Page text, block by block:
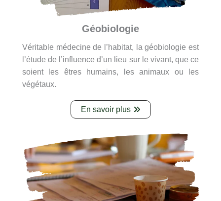
Géobiologie
Véritable médecine de l’habitat, la géobiologie est
l’étude de l’influence d’un lieu sur le vivant, que ce
soient les êtres humains, les animaux ou les
végétaux.
En savoir plus